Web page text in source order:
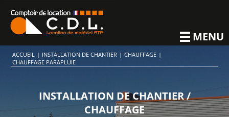
MENU
ACCUEIL | INSTALLATION DE CHANTIER | CHAUFFAGE |
CHAUFFAGE PARAPLUIE
INSTALLATION DE CHANTIER /
CHAUFFAGE